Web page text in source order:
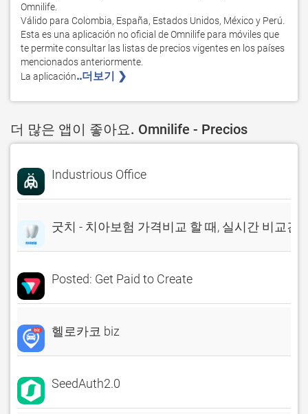
Omnilife.
Válido para Colombia, España, Estados Unidos, México y Perú.
Esta es una aplicación no oficial de Omnilife para móviles que
te permite consultar las listas de precios vigentes en los países
mencionados anteriormente.
La aplicación..더보기 ❯
더 많은 앱이 좋아요. Omnilife - Precios
Industrious Office
굿치 - 치아보험 가격비교 할 때, 실시간 비교견
Posted: Get Paid to Create
헬로카코 biz
SeedAuth2.0